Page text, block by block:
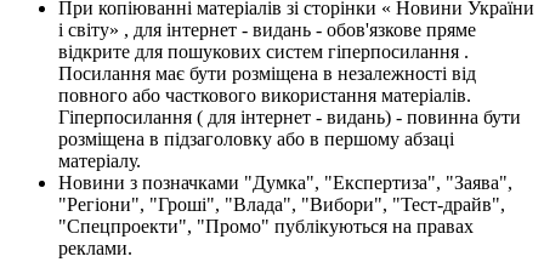
При копіюванні матеріалів зі сторінки « Новини України
і світу» , для інтернет - видань - обов'язкове пряме
відкрите для пошукових систем гіперпосилання .
Посилання має бути розміщена в незалежності від
повного або часткового використання матеріалів.
Гіперпосилання ( для інтернет - видань) - повинна бути
розміщена в підзаголовку або в першому абзаці
матеріалу.
Новини з позначками "Думка", "Експертиза", "Заява",
"Регіони", "Гроші", "Влада", "Вибори", "Тест-драйв",
"Спецпроекти", "Промо" публікуються на правах
реклами.